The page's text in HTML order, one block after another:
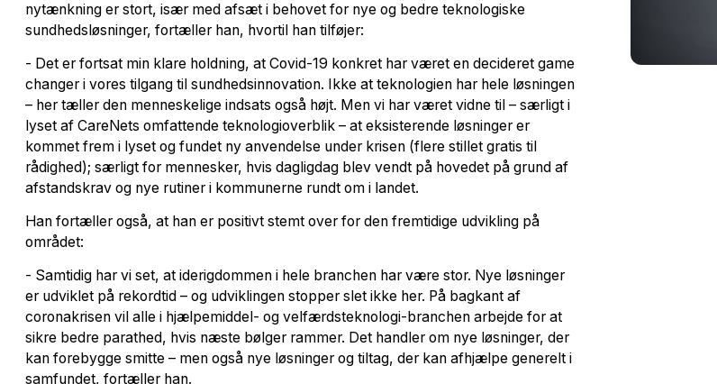
nytænkning er stort, især med afsæt i behovet for nye og bedre teknologiske
sundhedsløsninger, fortæller han, hvortil han tilføjer:
- Det er fortsat min klare holdning, at Covid-19 konkret har været en decideret game
changer i vores tilgang til sundhedsinnovation. Ikke at teknologien har hele løsningen
– her tæller den menneskelige indsats også højt. Men vi har været vidne til – særligt i
lyset af CareNets omfattende teknologioverblik – at eksisterende løsninger er
kommet frem i lyset og fundet ny anvendelse under krisen (flere stillet gratis til
rådighed); særligt for mennesker, hvis dagligdag blev vendt på hovedet på grund af
afstandskrav og nye rutiner i kommunerne rundt om i landet.
Han fortæller også, at han er positivt stemt over for den fremtidige udvikling på
området:
- Samtidig har vi set, at iderigdommen i hele branchen har være stor. Nye løsninger
er udviklet på rekordtid – og udviklingen stopper slet ikke her. På bagkant af
coronakrisen vil alle i hjælpemiddel- og velfærdsteknologi-branchen arbejde for at
sikre bedre parathed, hvis næste bølger rammer. Det handler om nye løsninger, der
kan forebygge smitte – men også nye løsninger og tiltag, der kan afhjælpe generelt i
samfundet, fortæller han.